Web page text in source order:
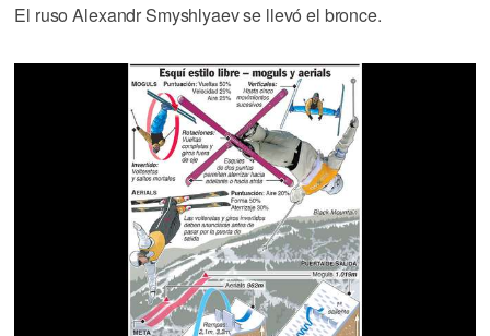
El ruso Alexandr Smyshlyaev se llevó el bronce.